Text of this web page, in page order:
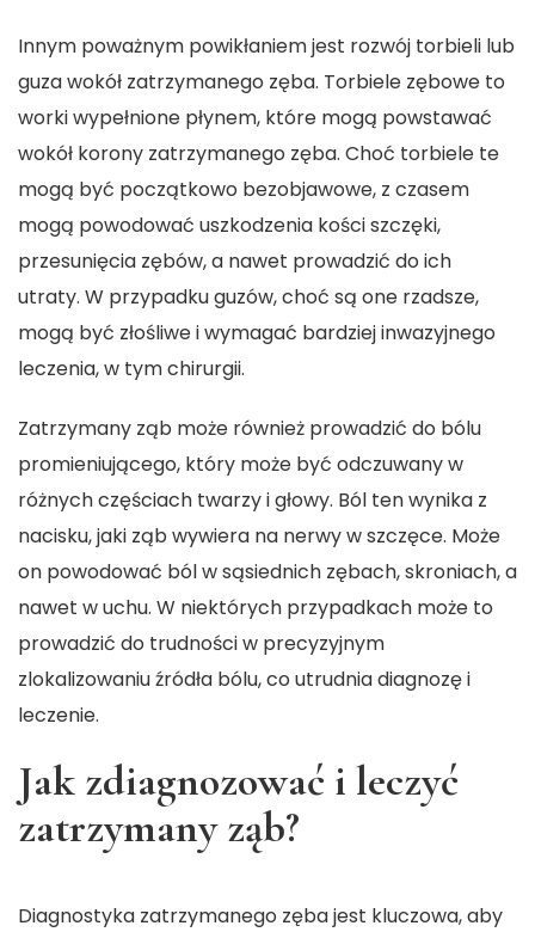
Innym poważnym powikłaniem jest rozwój torbieli lub
guza wokół zatrzymanego zęba. Torbiele zębowe to
worki wypełnione płynem, które mogą powstawać
wokół korony zatrzymanego zęba. Choć torbiele te
mogą być początkowo bezobjawowe, z czasem
mogą powodować uszkodzenia kości szczęki,
przesunięcia zębów, a nawet prowadzić do ich
utraty. W przypadku guzów, choć są one rzadsze,
mogą być złośliwe i wymagać bardziej inwazyjnego
leczenia, w tym chirurgii.
Zatrzymany ząb może również prowadzić do bólu
promieniującego, który może być odczuwany w
różnych częściach twarzy i głowy. Ból ten wynika z
nacisku, jaki ząb wywiera na nerwy w szczęce. Może
on powodować ból w sąsiednich zębach, skroniach, a
nawet w uchu. W niektórych przypadkach może to
prowadzić do trudności w precyzyjnym
zlokalizowaniu źródła bólu, co utrudnia diagnozę i
leczenie.
Jak zdiagnozować i leczyć
zatrzymany ząb?
Diagnostyka zatrzymanego zęba jest kluczowa, aby